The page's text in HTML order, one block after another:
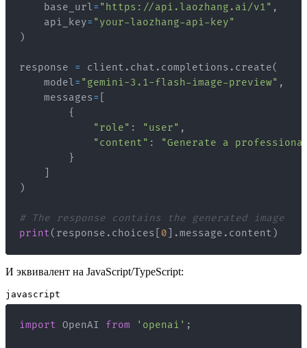
    base_url
= "https://api.laozhang.ai/v1" ,
    api_key
= "your-laozhang-api-key"
)
response = client . chat . completions . create(
    model
= "gemini-3.1-flash-image-preview" ,
    messages
=
{
"role" : "user" ,
"content" :
"Generate a
}
)
# The response contains the generated image
print( response . choices 0 .message . content )
И эквивалент на JavaScript/TypeScript:
javascript
import OpenAI from 'openai' ;